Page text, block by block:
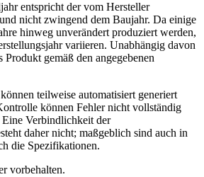
entspricht der vom Hersteller
nicht zwingend dem Baujahr. Da einige
hinweg unverändert produziert werden,
variieren. Unabhängig davon
Produkt gemäß den angegebenen
teilweise automatisiert generiert
können Fehler nicht vollständig
Eine Verbindlichkeit der
daher nicht; maßgeblich sind auch in
die Spezifikationen.
vorbehalten.